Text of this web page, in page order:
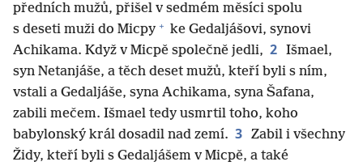
předních mužů, přišel v sedmém měsíci spolu
s deseti muži do Micpy + ke Gedaljášovi, synovi
Achikama. Když v Micpě společně jedli, 2 Išmael,
syn Netanjáše, a těch deset mužů, kteří byli s ním,
vstali a Gedaljáše, syna Achikama, syna Šafana,
zabili mečem. Išmael tedy usmrtil toho, koho
babylonský král dosadil nad zemí. 3 Zabil i všechny
Židy, kteří byli s Gedaljášem v Micpě, a také